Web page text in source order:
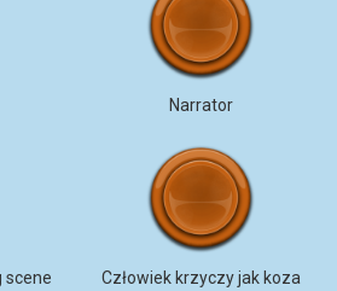
Narrator
scene Człowiek krzyczy jak koza